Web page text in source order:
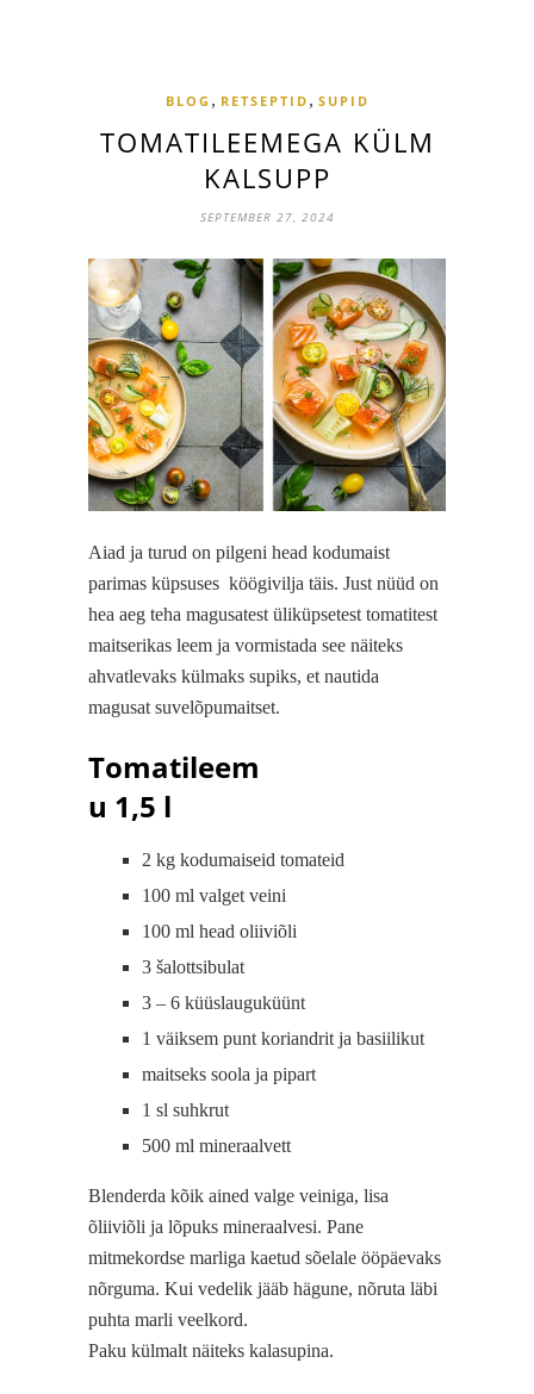
BLOG , RETSEPTID , SUPID
TOMATILEEMEGA KÜLM
KALSUPP
SEPTEMBER 27, 2024
Aiad ja turud on pilgeni head kodumaist
parimas küpsuses köögivilja täis. Just nüüd on
hea aeg teha magusatest üliküpsetest tomatitest
maitserikas leem ja vormistada see näiteks
ahvatlevaks külmaks supiks, et nautida
magusat suvelõpumaitset.
Tomatileem
u 1,5 l
2 kg kodumaiseid tomateid
100 ml valget veini
100 ml head oliiviõli
3 šalottsibulat
3 – 6 küüslauguküünt
1 väiksem punt koriandrit ja basiilikut
maitseks soola ja pipart
1 sl suhkrut
500 ml mineraalvett
Blenderda kõik ained valge veiniga, lisa
õliiviõli ja lõpuks mineraalvesi. Pane
mitmekordse marliga kaetud sõelale ööpäevaks
nõrguma. Kui vedelik jääb hägune, nõruta läbi
puhta marli veelkord.
Paku külmalt näiteks kalasupina.